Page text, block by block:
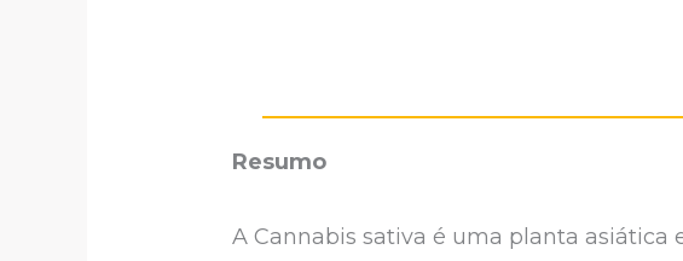
Resumo
A Cannabis sativa é uma planta asiática